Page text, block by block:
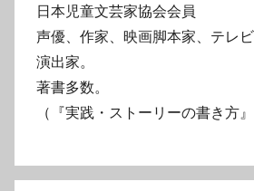
日本児童文芸家協会会員
声優、作家、映画脚本家、テレビ
演出家。
著書多数。
（『実践・ストーリーの書き方』